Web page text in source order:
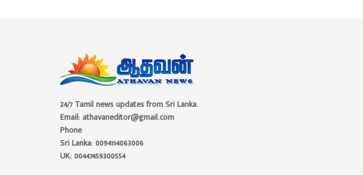
24/7 Tamil news updates from Sri Lanka.
Email: athavaneditor@gmail.com
Phone
Sri Lanka: 0094114063006
UK: 00447459300554